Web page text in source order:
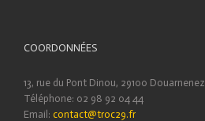
COORDONNÉES
13, rue du Pont Dinou, 29100 Douarnenez
Téléphone: 02 98 92 04 44
Email: contact@troc29.fr